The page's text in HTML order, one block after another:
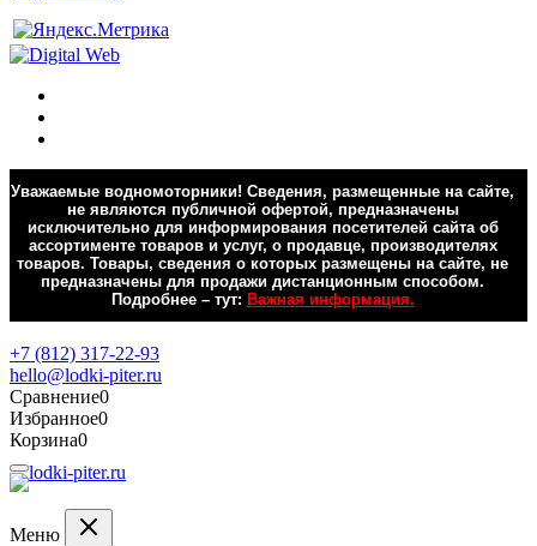
Уважаемые водномоторники! Сведения, размещенные на сайте,
не являются публичной офертой, предназначены
исключительно для информирования посетителей сайта об
ассортименте товаров и услуг, о продавце, производителях
товаров. Товары, сведения о которых размещены на сайте, не
предназначены для продажи дистанционным способом.
Подробнее – тут: Важная информация.
+7 (812) 317-22-93
hello@lodki-piter.ru
Сравнение0
Избранное0
Корзина0
Меню